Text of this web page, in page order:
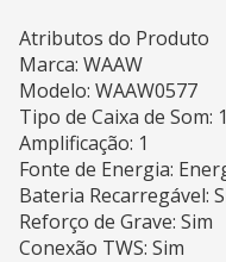
Atributos do Produto
Marca: WAAW
Modelo: WAAW0577
Tipo de Caixa de Som: 1
Amplificação: 1
Fonte de Energia:
Bateria Recarregável:
Reforço de Grave: Sim
Conexão TWS: Sim